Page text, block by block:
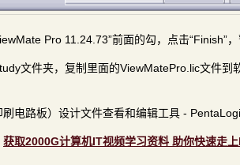
Pro 11.24.73”前面的勾，点击“Finish”
文件夹，复制里面的ViewMatePro.lic文件
刷电路板）设计文件查看和编辑工具 -
获取2000G计算机IT视频学习资料 助你快速走